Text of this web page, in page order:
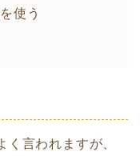
使う
く言われますが、